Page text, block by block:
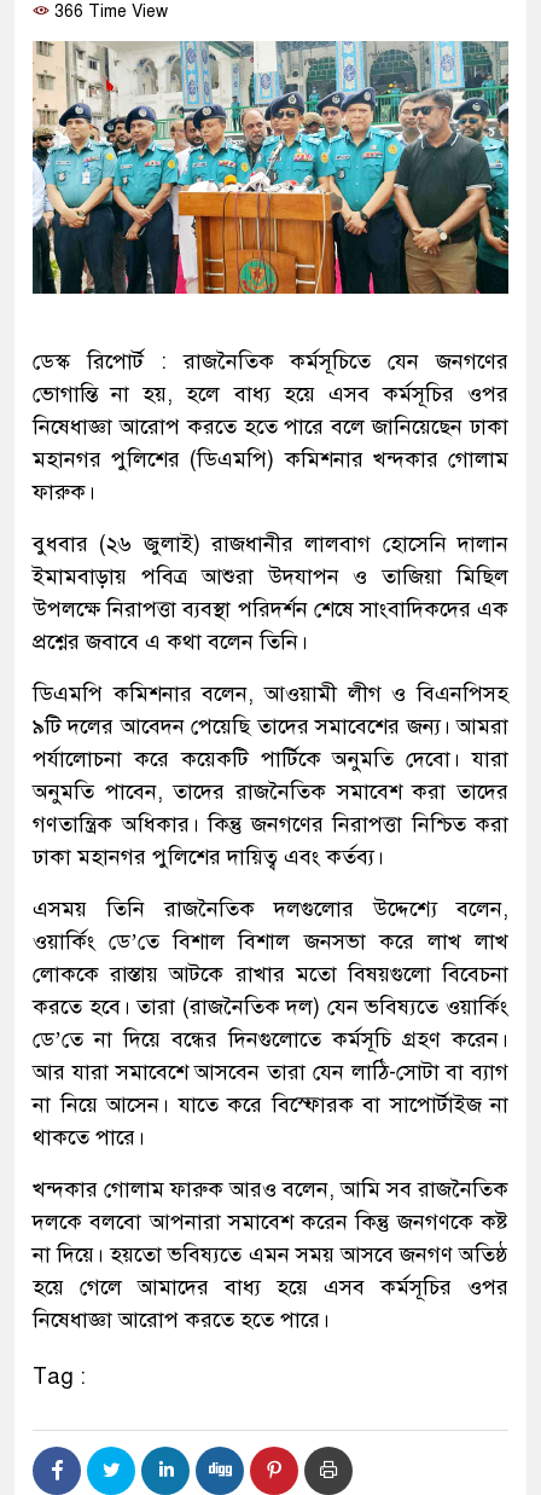
366 Time View
ডেস্ক রিপোর্ট : রাজনৈতিক কর্মসূচিতে যেন জনগণের
ভোগান্তি না হয়, হলে বাধ্য হয়ে এসব কর্মসূচির ওপর
নিষেধাজ্ঞা আরোপ করতে হতে পারে বলে জানিয়েছেন ঢাকা
মহানগর পুলিশের (ডিএমপি) কমিশনার খন্দকার গোলাম
ফারুক।
বুধবার (২৬ জুলাই) রাজধানীর লালবাগ হোসেনি দালান
ইমামবাড়ায় পবিত্র আশুরা উদযাপন ও তাজিয়া মিছিল
উপলক্ষে নিরাপত্তা ব্যবস্থা পরিদর্শন শেষে সাংবাদিকদের এক
প্রশ্নের জবাবে এ কথা বলেন তিনি।
ডিএমপি কমিশনার বলেন, আওয়ামী লীগ ও বিএনপিসহ
৯টি দলের আবেদন পেয়েছি তাদের সমাবেশের জন্য। আমরা
পর্যালোচনা করে কয়েকটি পার্টিকে অনুমতি দেবো। যারা
অনুমতি পাবেন, তাদের রাজনৈতিক সমাবেশ করা তাদের
গণতান্ত্রিক অধিকার। কিন্তু জনগণের নিরাপত্তা নিশ্চিত করা
ঢাকা মহানগর পুলিশের দায়িত্ব এবং কর্তব্য।
এসময় তিনি রাজনৈতিক দলগুলোর উদ্দেশ্যে বলেন,
ওয়ার্কিং ডে’তে বিশাল বিশাল জনসভা করে লাখ লাখ
লোককে রাস্তায় আটকে রাখার মতো বিষয়গুলো বিবেচনা
করতে হবে। তারা (রাজনৈতিক দল) যেন ভবিষ্যতে ওয়ার্কিং
ডে’তে না দিয়ে বন্ধের দিনগুলোতে কর্মসূচি গ্রহণ করেন।
আর যারা সমাবেশে আসবেন তারা যেন লাঠি-সোটা বা ব্যাগ
না নিয়ে আসেন। যাতে করে বিস্ফোরক বা সাপোর্টাইজ না
থাকতে পারে।
খন্দকার গোলাম ফারুক আরও বলেন, আমি সব রাজনৈতিক
দলকে বলবো আপনারা সমাবেশ করেন কিন্তু জনগণকে কষ্ট
না দিয়ে। হয়তো ভবিষ্যতে এমন সময় আসবে জনগণ অতিষ্ঠ
হয়ে গেলে আমাদের বাধ্য হয়ে এসব কর্মসূচির ওপর
নিষেধাজ্ঞা আরোপ করতে হতে পারে।
Tag :